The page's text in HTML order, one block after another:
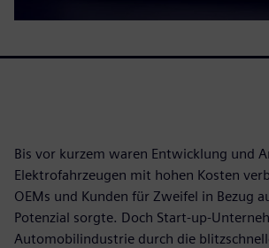
Bis vor kurzem waren Entwicklung und
Elektrofahrzeugen mit hohen Kosten
OEMs und Kunden für Zweifel in Bezug
Potenzial sorgte. Doch Start-up-
Automobilindustrie durch die